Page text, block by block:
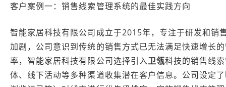
客户案例一：销售线索管理系统的最佳实践方向
智能家居科技有限公司成立于2015年，专注于研发和销
加剧，公司意识到传统的销售方式已无法满足快速增长
率，智能家居科技有限公司选择引入卫瓴科技的销售线
体、线下活动等多种渠道收集潜在客户信息。公司设定